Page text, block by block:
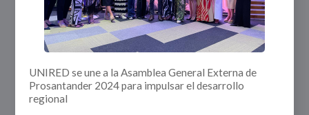
UNIRED se une a la Asamblea General Externa de
Prosantander 2024 para impulsar el desarrollo
regional